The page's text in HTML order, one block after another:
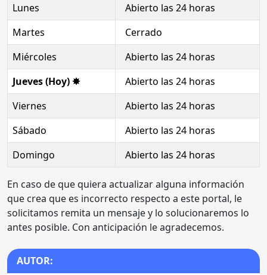
Lunes
Abierto las 24 horas
Martes
Cerrado
Miércoles
Abierto las 24 horas
Jueves (Hoy) ✸
Abierto las 24 horas
Viernes
Abierto las 24 horas
Sábado
Abierto las 24 horas
Domingo
Abierto las 24 horas
En caso de que quiera actualizar alguna información
que crea que es incorrecto respecto a este portal, le
solicitamos remita un mensaje y lo solucionaremos lo
antes posible. Con anticipación le agradecemos.
AUTOR: